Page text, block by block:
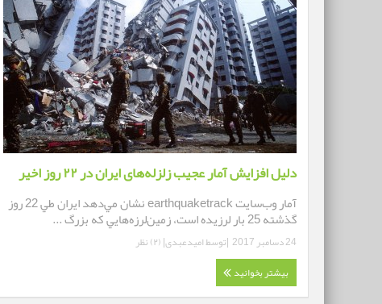
دلیل افزایش آمار عجیب زلزله‌های ایران در ۲۲ روز اخیر
آمار وب‌سايت earthquaketrack نشان مي‌دهد ايران طي 22 روز
گذشته 25 بار لرزيده‌ است، زمين‌لرزه‌هايي كه بزرگ ...
24 دسامبر 2017 |توسطامیدعبدی|(۲) نظر
بیشتر بخوانید